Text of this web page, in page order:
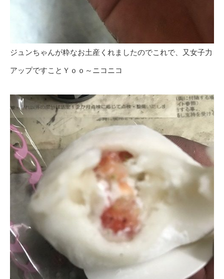
ジュンちゃんが粋なお土産くれましたのでこれで、又女子力
アップですことＹｏｏ～ニコニコ